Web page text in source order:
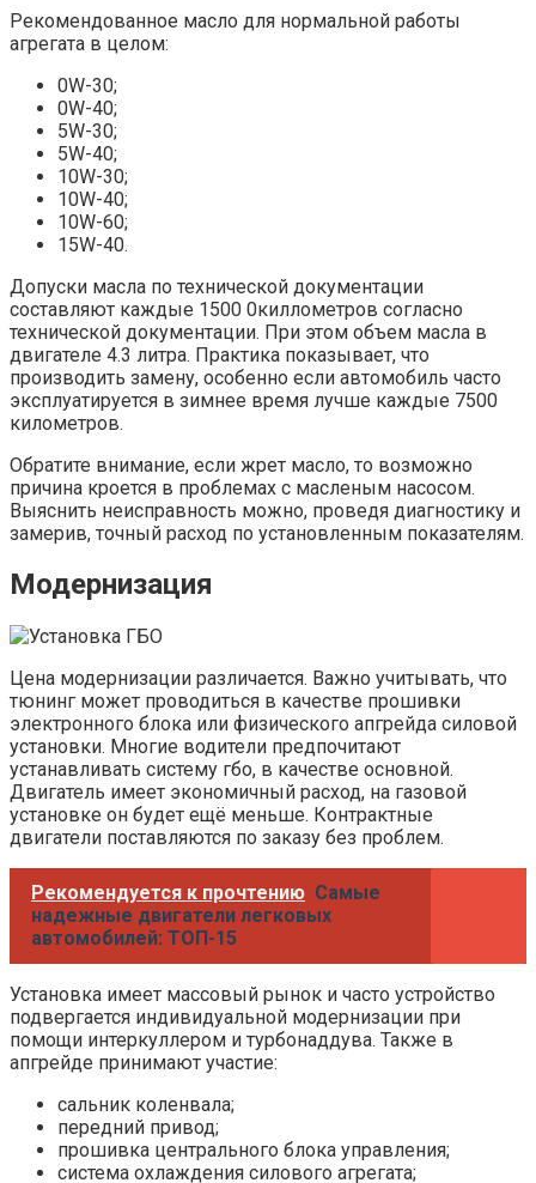
Рекомендованное масло для нормальной работы
агрегата в целом:
0W-30;
0W-40;
5W-30;
5W-40;
10W-30;
10W-40;
10W-60;
15W-40.
Допуски масла по технической документации
составляют каждые 1500 0киллометров согласно
технической документации. При этом объем масла в
двигателе 4.3 литра. Практика показывает, что
производить замену, особенно если автомобиль часто
эксплуатируется в зимнее время лучше каждые 7500
километров.
Обратите внимание, если жрет масло, то возможно
причина кроется в проблемах с масленым насосом.
Выяснить неисправность можно, проведя диагностику и
замерив, точный расход по установленным показателям.
Модернизация
Цена модернизации различается. Важно учитывать, что
тюнинг может проводиться в качестве прошивки
электронного блока или физического апгрейда силовой
установки. Многие водители предпочитают
устанавливать систему гбо, в качестве основной.
Двигатель имеет экономичный расход, на газовой
установке он будет ещё меньше. Контрактные
двигатели поставляются по заказу без проблем.
Рекомендуется к прочтению Самые
надежные двигатели легковых
автомобилей: ТОП-15
Установка имеет массовый рынок и часто устройство
подвергается индивидуальной модернизации при
помощи интеркуллером и турбонаддува. Также в
апгрейде принимают участие:
сальник коленвала;
передний привод;
прошивка центрального блока управления;
система охлаждения силового агрегата;